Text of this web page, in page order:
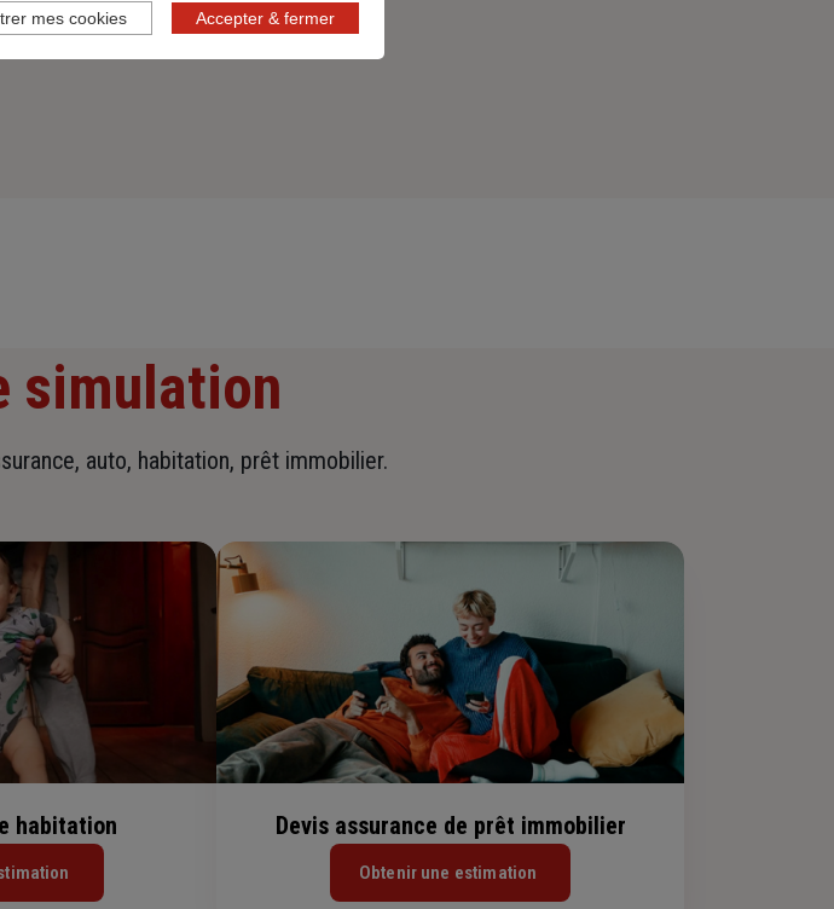
simulation
auto, habitation, prêt immobilier.
habitation Devis assurance de prêt immobilier
Obtenir une estimation
Accepter & fermer
mes cookies